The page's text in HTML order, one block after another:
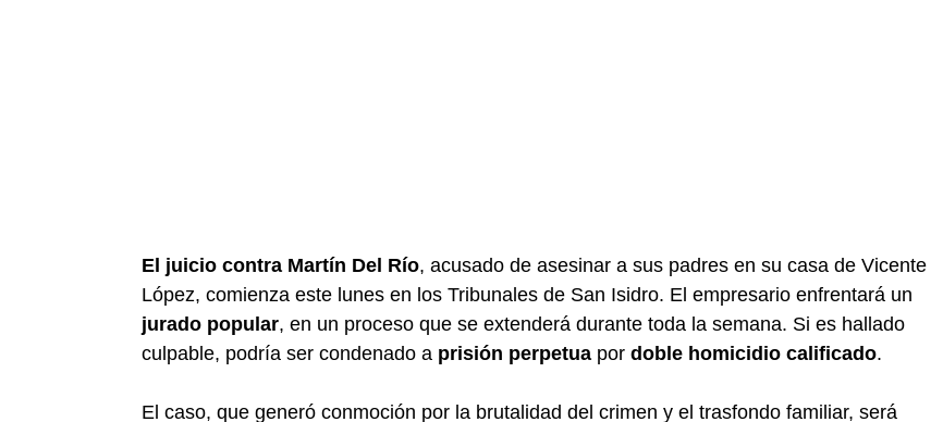
El juicio contra Martín Del Río, acusado de asesinar a sus padres en su casa de Vicente
López, comienza este lunes en los Tribunales de San Isidro. El empresario enfrentará un
jurado popular, en un proceso que se extenderá durante toda la semana. Si es hallado
culpable, podría ser condenado a prisión perpetua por doble homicidio calificado.
El caso, que generó conmoción por la brutalidad del crimen y el trasfondo familiar, será